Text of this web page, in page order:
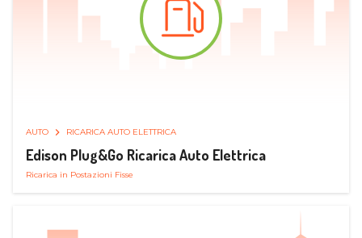
AUTO RICARICA AUTO ELETTRICA
Edison Plug&Go Ricarica Auto Elettrica
Ricarica in Postazioni Fisse